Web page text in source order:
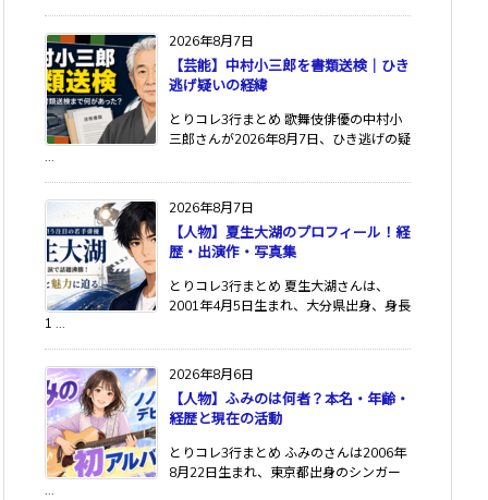
2026年8月7日
【芸能】中村小三郎を書類送検｜ひき
逃げ疑いの経緯
とりコレ3行まとめ 歌舞伎俳優の中村小
三郎さんが2026年8月7日、ひき逃げの疑
...
2026年8月7日
【人物】夏生大湖のプロフィール！経
歴・出演作・写真集
とりコレ3行まとめ 夏生大湖さんは、
2001年4月5日生まれ、大分県出身、身長
1 ...
2026年8月6日
【人物】ふみのは何者？本名・年齢・
経歴と現在の活動
とりコレ3行まとめ ふみのさんは2006年
8月22日生まれ、東京都出身のシンガー
...